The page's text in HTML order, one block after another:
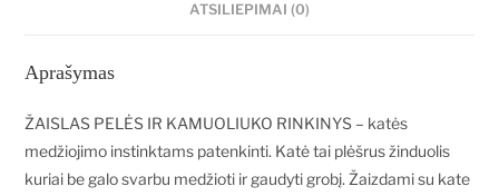
ATSILIEPIMAI (0)
Aprašymas
ŽAISLAS PELĖS IR KAMUOLIUKO RINKINYS – katės
medžiojimo instinktams patenkinti. Katė tai plėšrus žinduolis
kuriai be galo svarbu medžioti ir gaudyti grobį. Žaizdami su kate